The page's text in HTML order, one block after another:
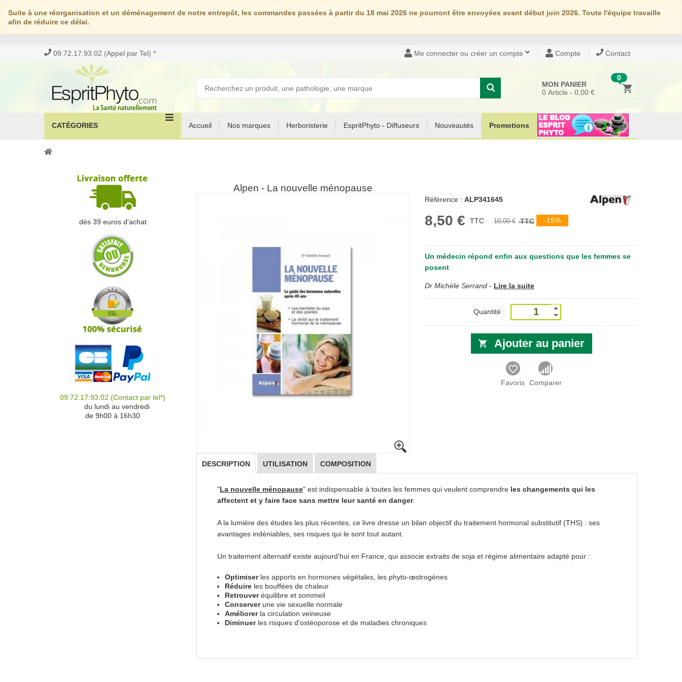
Suite à une réorganisation et un déménagement de notre entrepôt, les commandes passées à partir du 18 mai 2026 ne pourront être envoyées avant début juin 2026. Toute l'équipe travaille
afin de réduire ce délai.
09.72.17.93.02 (Appel par Tel) * Me connecter ou créer un compte Compte Contact
0
MON PANIER
0 Article - 0,00 €
CATÉGORIES Accueil Nos marques Herboristerie EspritPhyto - Diffuseurs Nouveautés Promotions
Alpen - La nouvelle ménopause
Référence : ALP341645
8,50 € TTC 10,00 € TTC -15%
Un médecin répond enfin aux questions que les femmes se
posent
Dr Michèle Serrand - Lire la suite
Quantité :
Ajouter au panier
Favoris Comparer
DESCRIPTION UTILISATION COMPOSITION
"La nouvelle ménopause" est indispensable à toutes les femmes qui veulent comprendre les changements qui les
affectent et y faire face sans mettre leur santé en danger.
A la lumière des études les plus récentes, ce livre dresse un bilan objectif du traitement hormonal substitutif (THS) : ses
avantages indéniables, ses risques qui le sont tout autant.
Un traitement alternatif existe aujourd'hui en France, qui associe extraits de soja et régime alimentaire adapté pour :
Optimiserles apports en hormones végétales, les phyto-œstrogènes
Réduire les bouffées de chaleur
Retrouveréquilibre et sommeil
Conserverune vie sexuelle normale
Améliorerla circulation veineuse
Diminuerles risques d'ostéoporose et de maladies chroniques
dès 39 euros d'achat
09.72.17.93.02 (Contact par tel*)
du lundi au vendredi
de 9h00 à 16h30